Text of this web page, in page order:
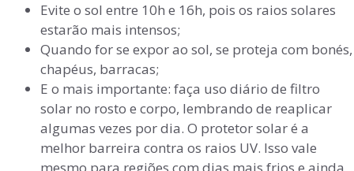
Evite o sol entre 10h e 16h, pois os raios solares
estarão mais intensos;
Quando for se expor ao sol, se proteja com bonés,
chapéus, barracas;
E o mais importante: faça uso diário de filtro
solar no rosto e corpo, lembrando de reaplicar
algumas vezes por dia. O protetor solar é a
melhor barreira contra os raios UV. Isso vale